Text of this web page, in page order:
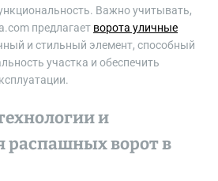
Важно учитывать,
предлагает ворота уличные
и стильный элемент, способный
участка и обеспечить
и
распашных ворот в